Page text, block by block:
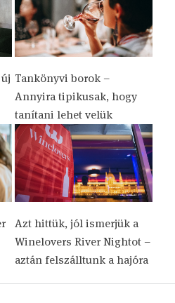
Tankönyvi borok –
Annyira tipikusak, hogy
tanítani lehet velük
Azt hittük, jól ismerjük a
Winelovers River Nightot –
aztán felszálltunk a hajóra